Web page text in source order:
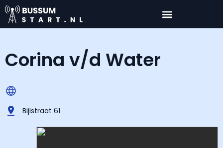
Corina v/d Water
Bijlstraat 61